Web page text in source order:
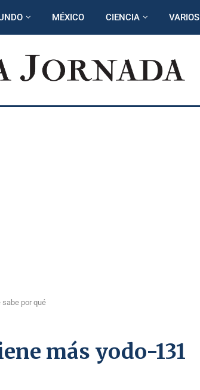
MÉXICO CIENCIA VARIOS
sabe por qué
más yodo-131